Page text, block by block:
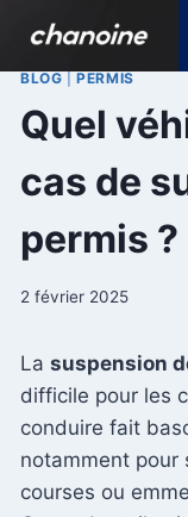
contenu
BLOG |PERMIS
Quel
cas de
permis ?
2 février 2025
La suspension
difficile pour les
conduire fait
notamment pour
courses ou